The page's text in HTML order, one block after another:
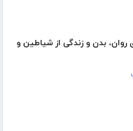
روان، بدن و زندگی از شیاطین و